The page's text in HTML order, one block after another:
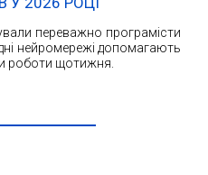
переважно програмісти
нейромережі допомагають
роботи щотижня.